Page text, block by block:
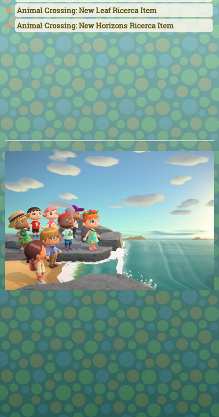
Animal Crossing: New Leaf Ricerca Item
Animal Crossing: New Horizons Ricerca Item